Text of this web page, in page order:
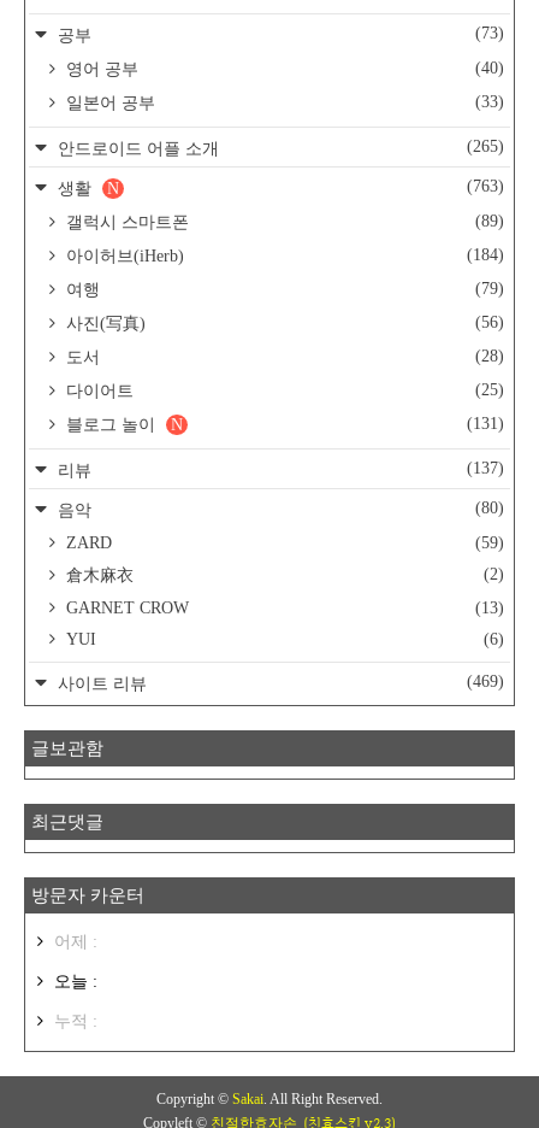
공부
(73)
영어 공부
(40)
일본어 공부
(33)
안드로이드 어플 소개 (265)
생활 (763)
N
갤럭시 스마트폰
(89)
아이허브(iHerb)
(184)
여행
(79)
사진(写真)
(56)
도서
(28)
다이어트
(25)
블로그 놀이
(131)
N
리뷰 (137)
음악
(80)
ZARD
(59)
倉木麻衣
(2)
GARNET CROW
(13)
YUI
(6)
사이트 리뷰 (469)
글보관함
최근댓글
방문자 카운터
어제 :
오늘 :
누적 :
Copyright © Sakai . All Right Reserved.
Copyleft © 친절한효자손 (친효스킨 v2.3)